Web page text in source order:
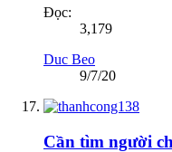
Đọc:
3,179
Duc Beo
9/7/20
Cần tìm người